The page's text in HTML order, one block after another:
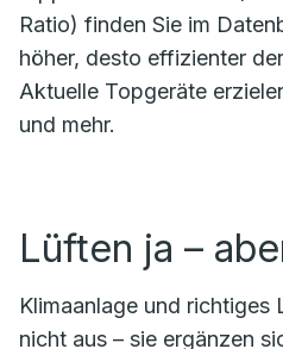
Ratio) finden Sie im
höher, desto effizienter
Aktuelle Topgeräte
und mehr.
Lüften ja –
Klimaanlage und richtiges
nicht aus – sie ergänzen